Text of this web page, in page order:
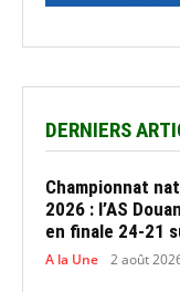
DERNIERS
Championnat
2026 : l’AS
en finale 24-21
A la Une 2 août